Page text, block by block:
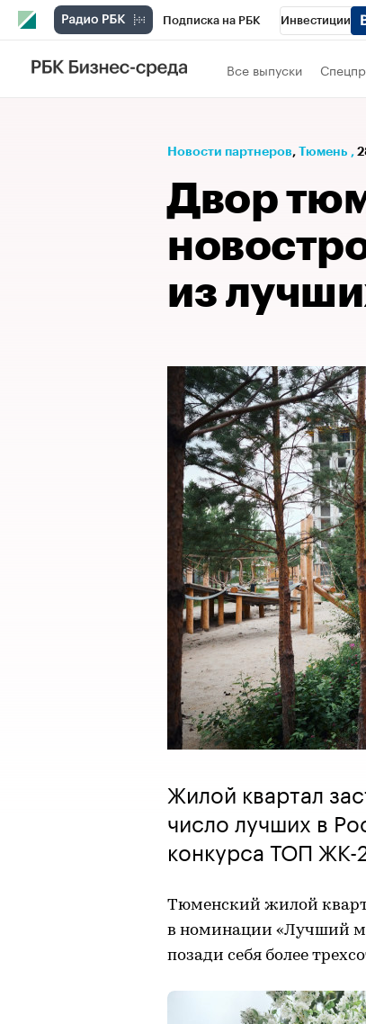
Подписка на РБК Инвестиции
РБК Вино
Проверка контрагентов
Все выпуски
Новости партнеров⁠, Тюмень ,
Двор
из
Жилой квартал
число лучших в
конкурса ТОП ЖК-
Тюменский жилой
в номинации «Лучший
позади себя более